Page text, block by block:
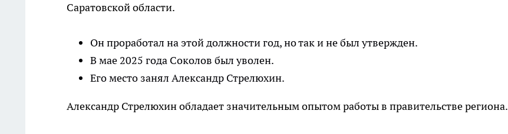
Саратовской области.
Он проработал на этой должности год, но так и не был утвержден.
В мае 2025 года Соколов был уволен.
Его место занял Александр Стрелюхин.
Александр Стрелюхин обладает значительным опытом работы в правительстве региона.